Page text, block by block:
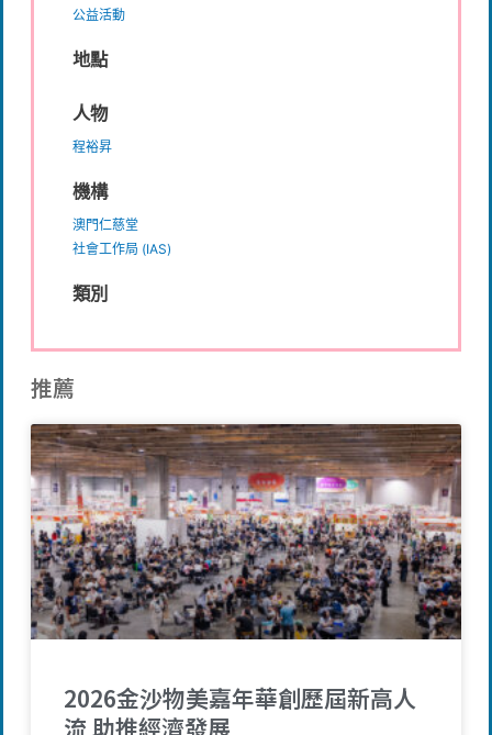
公益活動
地點
人物
程裕昇
機構
澳門仁慈堂
社會工作局 (IAS)
類別
推薦
2026金沙物美嘉年華創歷屆新高人
流 助推經濟發展